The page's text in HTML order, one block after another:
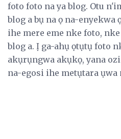
foto foto na ya blog. Otu
blog a bụ na ọ na-enyekwa
ihe mere eme nke foto,
blog a. Ị ga-ahụ ọtụtụ foto
akụrụngwa akụkọ, yana
na-egosi ihe metụtara ụwa